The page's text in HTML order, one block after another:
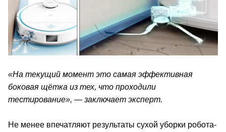
«На текущий момент это самая эффективная
боковая щётка из тех, что проходили
тестирование», — заключает эксперт.
Не менее впечатляют результаты сухой уборки робота-